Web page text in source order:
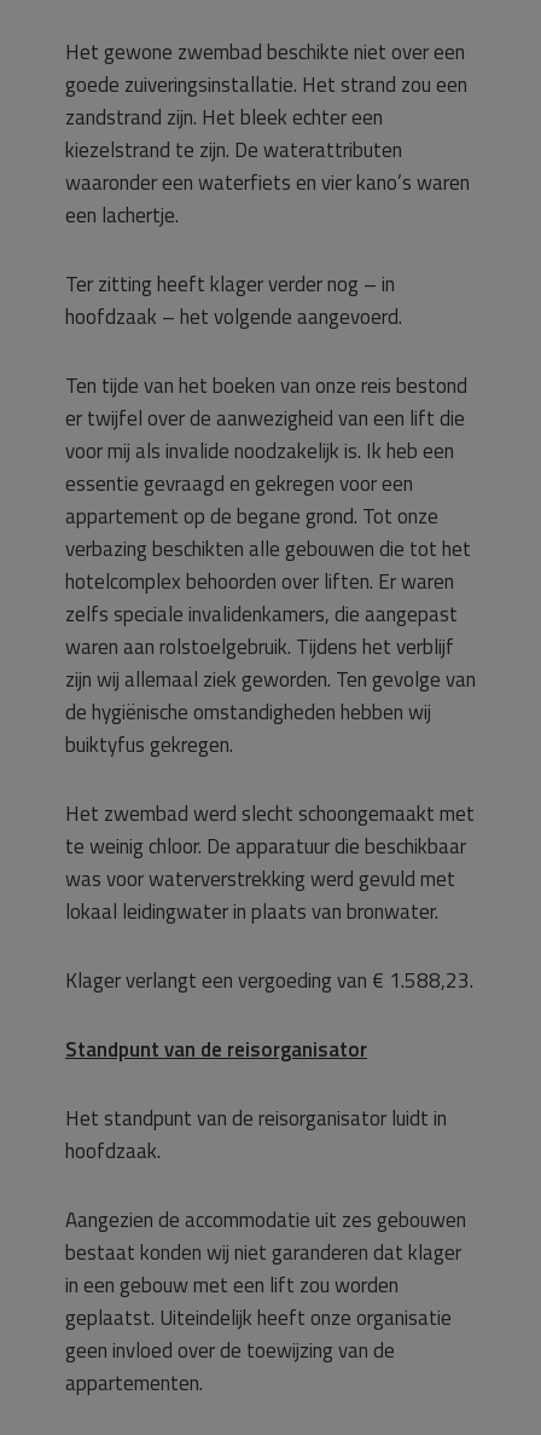
Het gewone zwembad beschikte niet over een
goede zuiveringsinstallatie. Het strand zou een
zandstrand zijn. Het bleek echter een
kiezelstrand te zijn. De waterattributen
waaronder een waterfiets en vier kano’s waren
een lachertje.
Ter zitting heeft klager verder nog – in
hoofdzaak – het volgende aangevoerd.
Ten tijde van het boeken van onze reis bestond
er twijfel over de aanwezigheid van een lift die
voor mij als invalide noodzakelijk is. Ik heb een
essentie gevraagd en gekregen voor een
appartement op de begane grond. Tot onze
verbazing beschikten alle gebouwen die tot het
hotelcomplex behoorden over liften. Er waren
zelfs speciale invalidenkamers, die aangepast
waren aan rolstoelgebruik. Tijdens het verblijf
zijn wij allemaal ziek geworden. Ten gevolge van
de hygiënische omstandigheden hebben wij
buiktyfus gekregen.
Het zwembad werd slecht schoongemaakt met
te weinig chloor. De apparatuur die beschikbaar
was voor waterverstrekking werd gevuld met
lokaal leidingwater in plaats van bronwater.
Klager verlangt een vergoeding van € 1.588,23.
Standpunt van de reisorganisator
Het standpunt van de reisorganisator luidt in
hoofdzaak.
Aangezien de accommodatie uit zes gebouwen
bestaat konden wij niet garanderen dat klager
in een gebouw met een lift zou worden
geplaatst. Uiteindelijk heeft onze organisatie
geen invloed over de toewijzing van de
appartementen.